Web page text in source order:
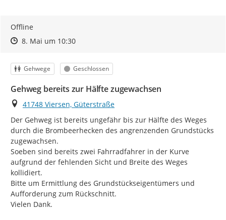
Offline
Zeitpunkt des Erstellens
Zeitpunkt des Erstellens
8. Mai um 10:30Zur Äußerung
Kategorie
Gehwege Status
Geschlossen
Gehweg bereits zur Hälfte zugewachsen
Ort
41748 Viersen, Güterstraße
Der Gehweg ist bereits ungefähr bis zur Hälfte des Weges
durch die Brombeerhecken des angrenzenden Grundstücks
zugewachsen.
Soeben sind bereits zwei Fahrradfahrer in der Kurve
aufgrund der fehlenden Sicht und Breite des Weges
kollidiert.
Bitte um Ermittlung des Grundstückseigentümers und
Aufforderung zum Rückschnitt.
Vielen Dank.